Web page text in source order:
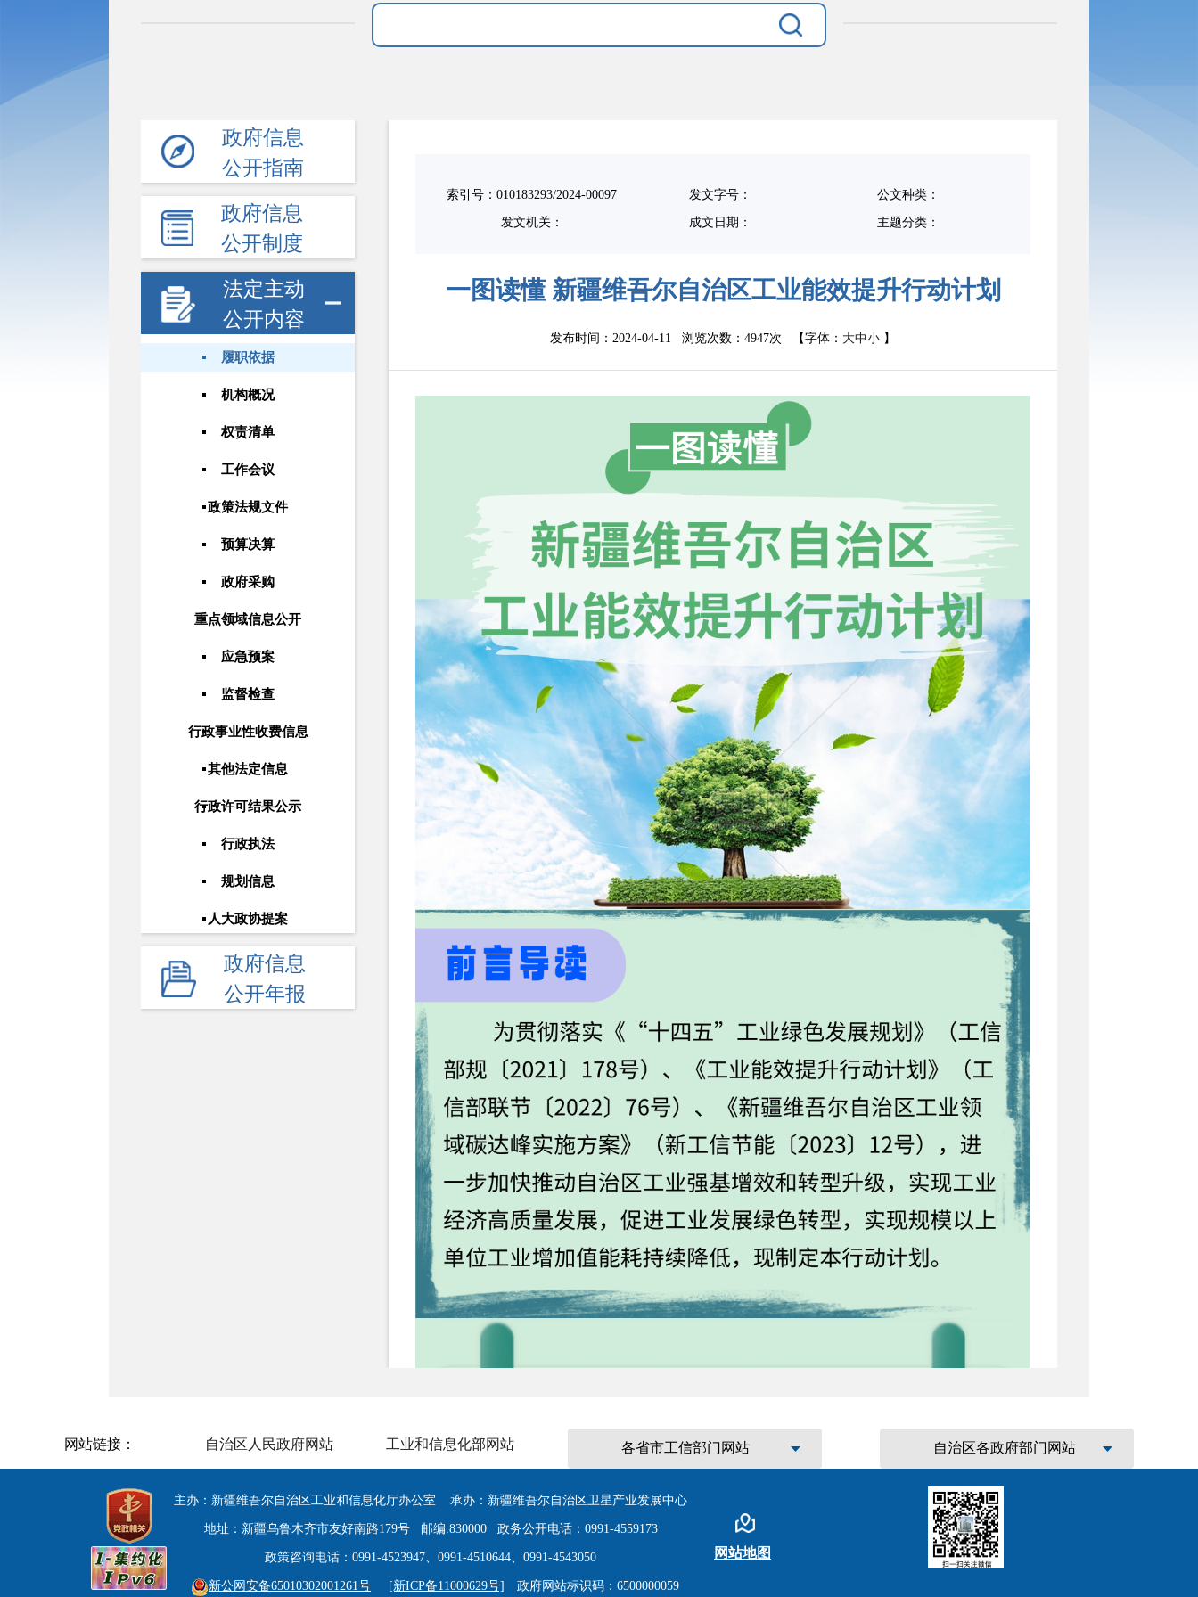
政府信息
公开指南
政府信息
公开制度
法定主动
公开内容
履职依据
机构概况
权责清单
工作会议
政策法规文件
预算决算
政府采购
重点领域信息公开
应急预案
监督检查
行政事业性收费信息
其他法定信息
行政许可结果公示
行政执法
规划信息
人大政协提案
政府信息
公开年报
索引号：010183293/2024-00097 发文字号： 公文种类：
发文机关： 成文日期： 主题分类：
一图读懂 新疆维吾尔自治区工业能效提升行动计划
发布时间：2024-04-11 浏览次数： 4947次 【字体： 大中小 】
网站链接： 自治区人民政府网站 工业和信息化部网站 各省市工信部门网站 自治区各政府部门网站
主办：新疆维吾尔自治区工业和信息化厅办公室 承办：新疆维吾尔自治区卫星产业发展中心
地址：新疆乌鲁木齐市友好南路179号 邮编:830000 政务公开电话：0991-4559173
政策咨询电话：0991-4523947、0991-4510644、0991-4543050
新公网安备65010302001261号 [新ICP备11000629号] 政府网站标识码：6500000059
网站地图